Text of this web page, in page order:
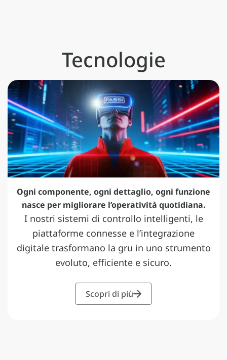
Tecnologie
Ogni componente, ogni dettaglio, ogni funzione
nasce per migliorare l’operatività quotidiana.
I nostri sistemi di controllo intelligenti, le
piattaforme connesse e l’integrazione
digitale trasformano la gru in uno strumento
evoluto, efficiente e sicuro.
Scopri di più